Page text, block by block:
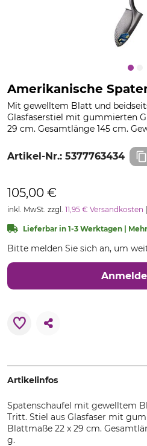
Amerikanische
Mit gewelltem Blatt und
Glasfaserstiel mit gummierten
29 cm. Gesamtlänge 145 cm.
Artikel-Nr.: 5377763434
105,00 €
inkl. MwSt. zzgl. 11,95 € Versandkosten
Lieferbar in 1-3 Werktagen |
Bitte melden Sie sich an, um
Artikelinfos
Spatenschaufel mit gewelltem
Tritt. Stiel aus Glasfaser mit
Blattmaße 22 x 29 cm.
g.